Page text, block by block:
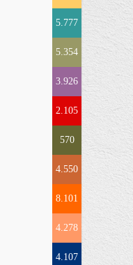
5.777
5.354
3.926
2.105
570
4.550
8.101
4.278
4.107